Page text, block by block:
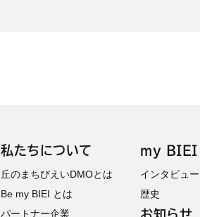
私たちについて
丘のまちびえいDMOとは
Be my BIEI とは
パートナー企業
my BIEI
インタビュー
歴史
お知らせ